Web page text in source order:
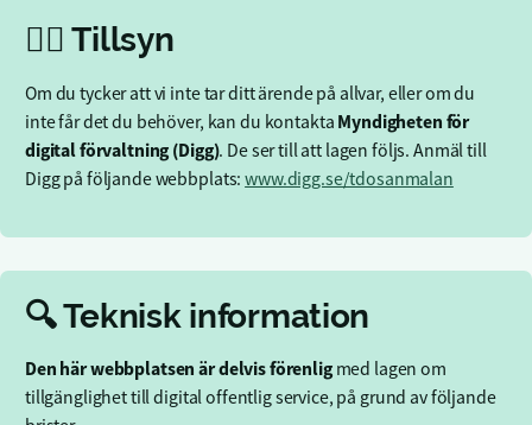
🕵️‍♂️ Tillsyn
Om du tycker att vi inte tar ditt ärende på allvar, eller om du
inte får det du behöver, kan du kontakta Myndigheten för
digital förvaltning (Digg). De ser till att lagen följs. Anmäl till
Digg på följande webbplats:www.digg.se/tdosanmalan
🔍 Teknisk information
Den här webbplatsen är delvis förenligmed lagen om
tillgänglighet till digital offentlig service, på grund av följande